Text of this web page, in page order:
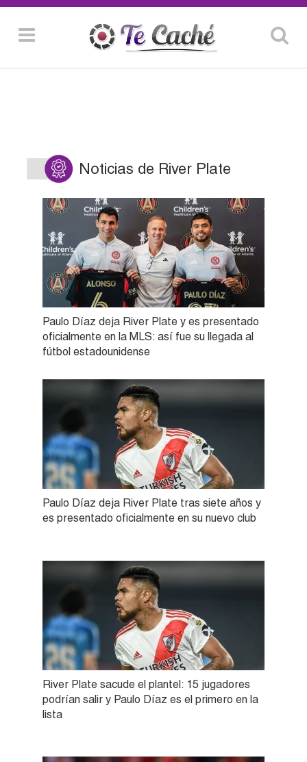
Noticias de River Plate
Paulo Díaz deja River Plate y es presentado
oficialmente en la MLS: así fue su llegada al
fútbol estadounidense
Paulo Díaz deja River Plate tras siete años y
es presentado oficialmente en su nuevo club
River Plate sacude el plantel: 15 jugadores
podrían salir y Paulo Díaz es el primero en la
lista